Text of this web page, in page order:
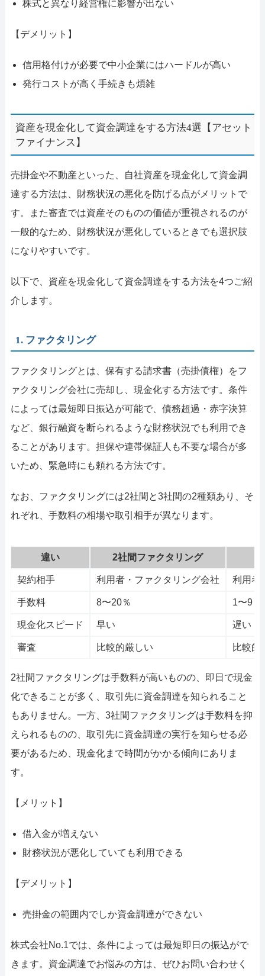
株式と異なり経営権に影響が出ない
【デメリット】
信用格付けが必要で中小企業にはハードルが高い
発行コストが高く手続きも煩雑
資産を現金化して資金調達をする方法4選【アセット
ファイナンス】
売掛金や不動産といった、自社資産を現金化して資金調
達する方法は、財務状況の悪化を防げる点がメリットで
す。また審査では資産そのものの価値が重視されるのが
一般的なため、財務状況が悪化しているときでも選択肢
になりやすいです。
以下で、資産を現金化して資金調達をする方法を4つご紹
介します。
1. ファクタリング
ファクタリングとは、保有する請求書（売掛債権）をフ
ァクタリング会社に売却し、現金化する方法です。条件
によっては最短即日振込が可能で、債務超過・赤字決算
など、銀行融資を断られるような財務状況でも利用でき
ることがあります。担保や連帯保証人も不要な場合が多
いため、緊急時にも頼れる方法です。
なお、ファクタリングには2社間と3社間の2種類あり、そ
れぞれ、手数料の相場や取引相手が異なります。
違い 2社間ファクタリング
契約相手 利用者・ファクタリング会社 利用者
手数料 8〜20％ 1〜9％
現金化スピード 早い 遅い
審査 比較的厳しい 比較的
2社間ファクタリングは手数料が高いものの、即日で現金
化できることが多く、取引先に資金調達を知られること
もありません。一方、3社間ファクタリングは手数料を抑
えられるものの、取引先に資金調達の実行を知らせる必
要があるため、現金化まで時間がかかる傾向にありま
す。
【メリット】
借入金が増えない
財務状況が悪化していても利用できる
【デメリット】
売掛金の範囲内でしか資金調達ができない
株式会社No.1では、条件によっては最短即日の振込がで
きます。資金調達でお悩みの方は、ぜひお問い合わせく